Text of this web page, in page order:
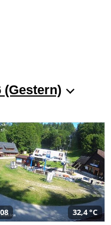
(Gestern)
32,4 °C